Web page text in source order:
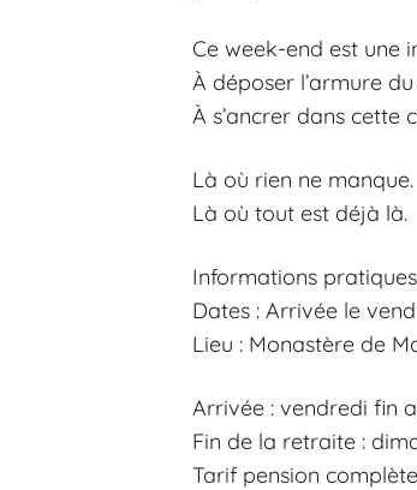
Ce week-end est une
À déposer l’armure
À s’ancrer dans cette
Là où rien ne manque.
Là où tout est déjà là.
Informations pratiques
Dates : Arrivée le
Lieu : Monastère de
Arrivée : vendredi fin
Fin de la retraite :
Tarif pension